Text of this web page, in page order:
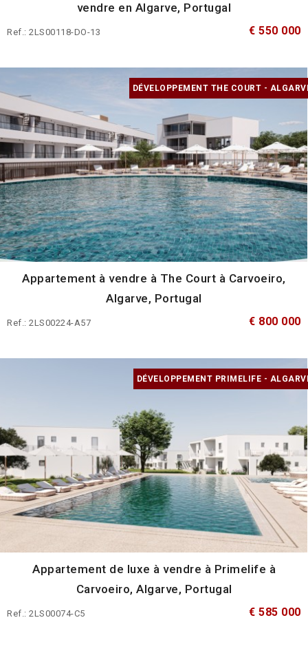
vendre en Algarve, Portugal
Ref.: 2LS00118-DO-13 € 550 000
DÉVELOPPEMENT THE COURT -
Appartement à vendre à The Court à Carvoeiro,
Algarve, Portugal
Ref.: 2LS00224-A57 € 800 000
DÉVELOPPEMENT PRIMELIFE -
Appartement de luxe à vendre à Primelife à
Carvoeiro, Algarve, Portugal
Ref.: 2LS00074-C5 € 585 000